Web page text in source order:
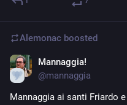
Alemonac boosted
Mannaggia!
@mannaggia
Mannaggia ai santi Friardo